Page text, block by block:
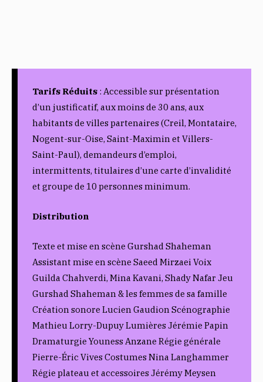
Tarifs Réduits : Accessible sur présentation
d’un justificatif, aux moins de 30 ans, aux
habitants de villes partenaires (Creil, Montataire,
Nogent-sur-Oise, Saint-Maximin et Villers-
Saint-Paul), demandeurs d’emploi,
intermittents, titulaires d’une carte d’invalidité
et groupe de 10 personnes minimum.
Distribution
Texte et mise en scène Gurshad Shaheman
Assistant mise en scène Saeed Mirzaei Voix
Guilda Chahverdi, Mina Kavani, Shady Nafar Jeu
Gurshad Shaheman & les femmes de sa famille
Création sonore Lucien Gaudion Scénographie
Mathieu Lorry-Dupuy Lumières Jérémie Papin
Dramaturgie Youness Anzane Régie générale
Pierre-Éric Vives Costumes Nina Langhammer
Régie plateau et accessoires Jérémy Meysen